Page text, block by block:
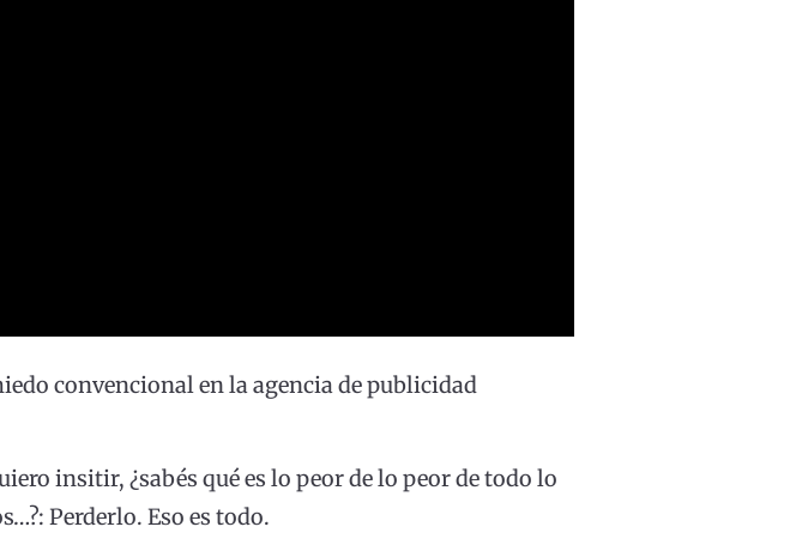
convencional en la agencia de publicidad
insitir, ¿sabés qué es lo peor de lo peor de todo lo
Perderlo. Eso es todo.